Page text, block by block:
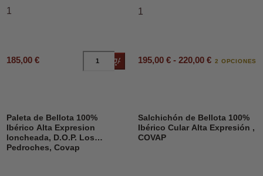
1
185,00 € Añadir al carrito
1
195,00 € - 220,00 € 2 OPCIONES
Paleta de Bellota 100%
Ibérico Alta Expresion
loncheada, D.O.P. Los
Pedroches, Covap
Salchichón de Bellota 100%
Ibérico Cular Alta Expresión ,
COVAP